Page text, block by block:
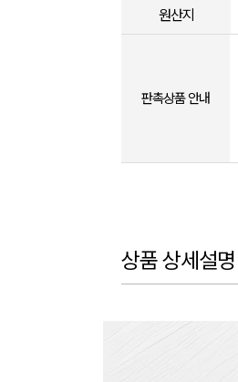
원산지
판촉상품 안내
상품 상세설명